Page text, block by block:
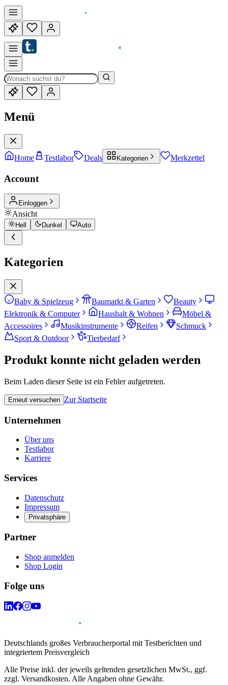
Menü
Home Testlabor Deals Kategorien Merkzettel
Account
Einloggen
Ansicht
Hell Dunkel Auto
Kategorien
Baby & Spielzeug Baumarkt & Garten
Beauty
Elektronik & Computer
Haushalt & Wohnen
Möbel &
Accessoires
Musikinstrumente Reifen
Schmuck
Sport & Outdoor
Tierbedarf
Produkt konnte nicht geladen werden
Beim Laden dieser Seite ist ein Fehler aufgetreten.
Erneut versuchen Zur Startseite
Unternehmen
Über uns
Testlabor
Karriere
Services
Datenschutz
Impressum
Privatsphäre
Partner
Shop anmelden
Shop Login
Folge uns
Deutschlands großes Verbraucherportal mit Testberichten und
integriertem Preisvergleich
Alle Preise inkl. der jeweils geltenden gesetzlichen MwSt., ggf.
zzgl. Versandkosten. Alle Angaben ohne Gewähr.